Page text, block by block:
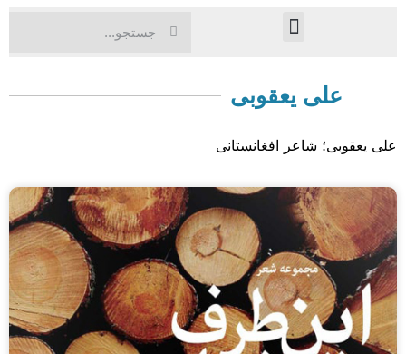
علی یعقوبی
علی یعقوبی؛ شاعر افغانستانی